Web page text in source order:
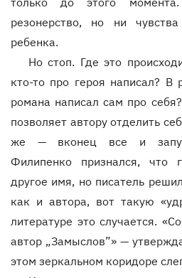
резонерство, но ни
ребенка.
Но стоп. Где это
кто-то про героя написал? В
романа написал сам про
позволяет автору отделить
же — вконец все и
Филипенко признался, что
другое имя, но писатель
как и автора, вот такую
литературе это случается.
автор „Замыслов”» —
этом зеркальном коридоре